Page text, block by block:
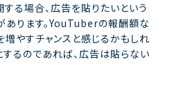
る場合、広告を貼りたいという
あります。YouTuberの報酬額な
増やすチャンスと感じるかもしれ
するのであれば、広告は貼らない